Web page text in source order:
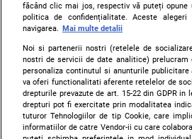
ING Bank România
mobil disponibilă pentru
făcând clic mai jos, respectiv vă puteți
politica de confidențialitate. Aceste
navigarea.
Mai multe detalii
Noi si partenerii nostri (retelele de
nostri de servicii de date analitice)
personaliza continutul si anunturile
va oferi functionalitati aferente retelelor de
drepturile prevazute de art. 15-22 din GDPR
drepturi pot fi exercitate prin modalitatea
tuturor Tehnologiilor de tip Cookie, care
informatiilor de catre Vendor-ii cu care